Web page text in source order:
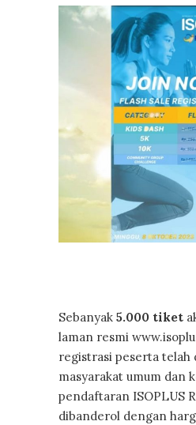
Sebanyak 5.000 tiket
laman resmi
registrasi peserta telah
masyarakat umum dan
pendaftaran ISOPLUS
dibanderol dengan